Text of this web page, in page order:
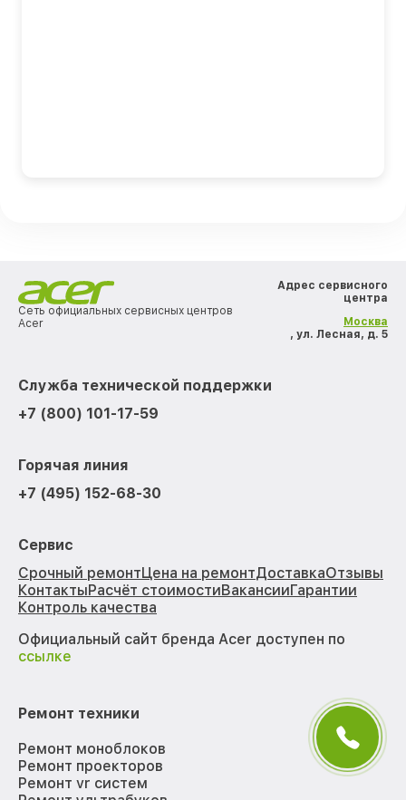
Сеть официальных сервисных центров
Acer
Адрес сервисного
центра
Москва
, ул. Лесная, д. 5
Служба технической поддержки
+7 (800) 101-17-59
Горячая линия
+7 (495) 152-68-30
Сервис
Срочный ремонтЦена на ремонтДоставкаОтзывы
КонтактыРасчёт стоимостиВакансииГарантии
Контроль качества
Официальный сайт бренда Acer доступен по
ссылке
Ремонт техники
Ремонт моноблоков
Ремонт проекторов
Ремонт vr систем